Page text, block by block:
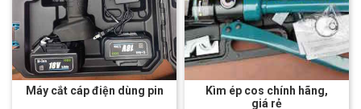
Máy cắt cáp điện dùng pin
Kìm ép cos chính hãng,
giá rẻ